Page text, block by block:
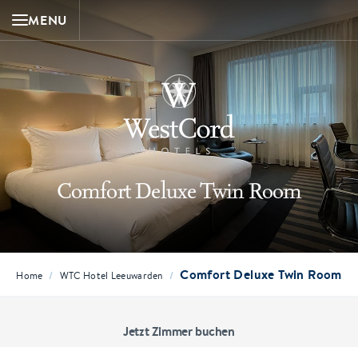
MENU
Comfort Deluxe Twin Room
Home / WTC Hotel Leeuwarden / Comfort Deluxe Twin Room
Jetzt Zimmer buchen